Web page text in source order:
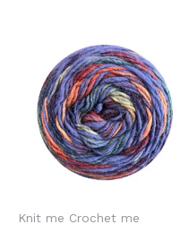
Knit me Crochet me